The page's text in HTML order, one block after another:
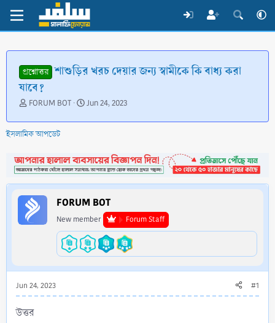
প্রশ্নোত্তর শাশুড়ির খরচ দেয়ার জন্য স্বামীকে কি বাধ্য করা
যাবে?
T
r
e
d
s
t
a
r
t
FORUM BOT
S
a
d
a
t
e
Jun 24, 2023
ইসলামিক আপডেট
FORUM BOT
New member Forum Staff
Jun 24, 2023 #1
উত্তর